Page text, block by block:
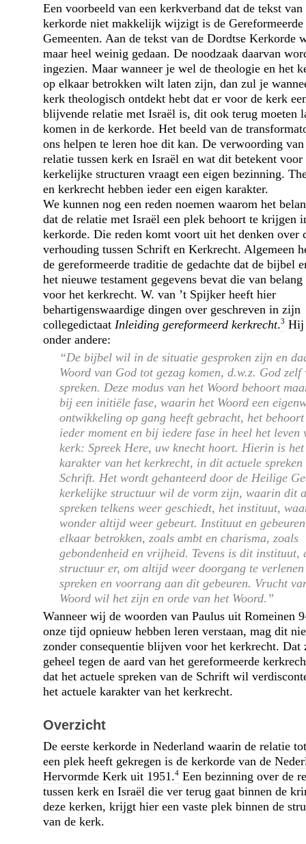
Een voorbeeld van een kerkverband dat de tekst van
kerkorde niet makkelijk wijzigt is de Gereformeerde
Gemeenten. Aan de tekst van de Dordtse Kerkorde
maar heel weinig gedaan. De noodzaak daarvan
ingezien. Maar wanneer je wel de theologie en het
op elkaar betrokken wilt laten zijn, dan zul je
kerk theologisch ontdekt hebt dat er voor de kerk
blijvende relatie met Israël is, dit ook terug moeten
komen in de kerkorde. Het beeld van de
ons helpen te leren hoe dit kan. De verwoording van
relatie tussen kerk en Israël en wat dit betekent voor
kerkelijke structuren vraagt een eigen bezinning.
en kerkrecht hebben ieder een eigen karakter.
We kunnen nog een reden noemen waarom het
dat de relatie met Israël een plek behoort te krijgen
kerkorde. Die reden komt voort uit het denken over
verhouding tussen Schrift en Kerkrecht. Algemeen
de gereformeerde traditie de gedachte dat de bijbel
het nieuwe testament gegevens bevat die van
voor het kerkrecht. W. van ’t Spijker heeft hier
behartigenswaardige dingen over geschreven in zijn
collegedictaat Inleiding gereformeerd kerkrecht.3 Hij
onder andere:
“De bijbel wil in de situatie gesproken zijn en
Woord van God tot gezag komen, d.w.z. God zelf
spreken. Deze modus van het Woord behoort
bij een initiële fase, waarin het Woord een
ontwikkeling op gang heeft gebracht, het
ieder moment en bij iedere fase in heel het leven
kerk: Spreek Here, uw knecht hoort. Hierin is
karakter van het kerkrecht, in dit actuele spreken
Schrift. Het wordt gehanteerd door de Heilige
kerkelijke structuur wil de vorm zijn, waarin dit
spreken telkens weer geschiedt, het instituut,
wonder altijd weer gebeurt. Instituut en
elkaar betrokken, zoals ambt en charisma, zoals
gebondenheid en vrijheid. Tevens is dit instituut,
structuur er, om altijd weer doorgang te
spreken en voorrang aan dit gebeuren. Vrucht
Woord wil het zijn en orde van het Woord.”
Wanneer wij de woorden van Paulus uit Romeinen
onze tijd opnieuw hebben leren verstaan, mag dit
zonder consequentie blijven voor het kerkrecht. Dat
geheel tegen de aard van het gereformeerde
dat het actuele spreken van de Schrift wil
het actuele karakter van het kerkrecht.
Overzicht
De eerste kerkorde in Nederland waarin de relatie
een plek heeft gekregen is de kerkorde van de
HervormdeKerk uit 1951.4Een bezinning over de
tussen kerk en Israël die ver terug gaat binnen de
deze kerken, krijgt hier een vaste plek binnen de
van de kerk.